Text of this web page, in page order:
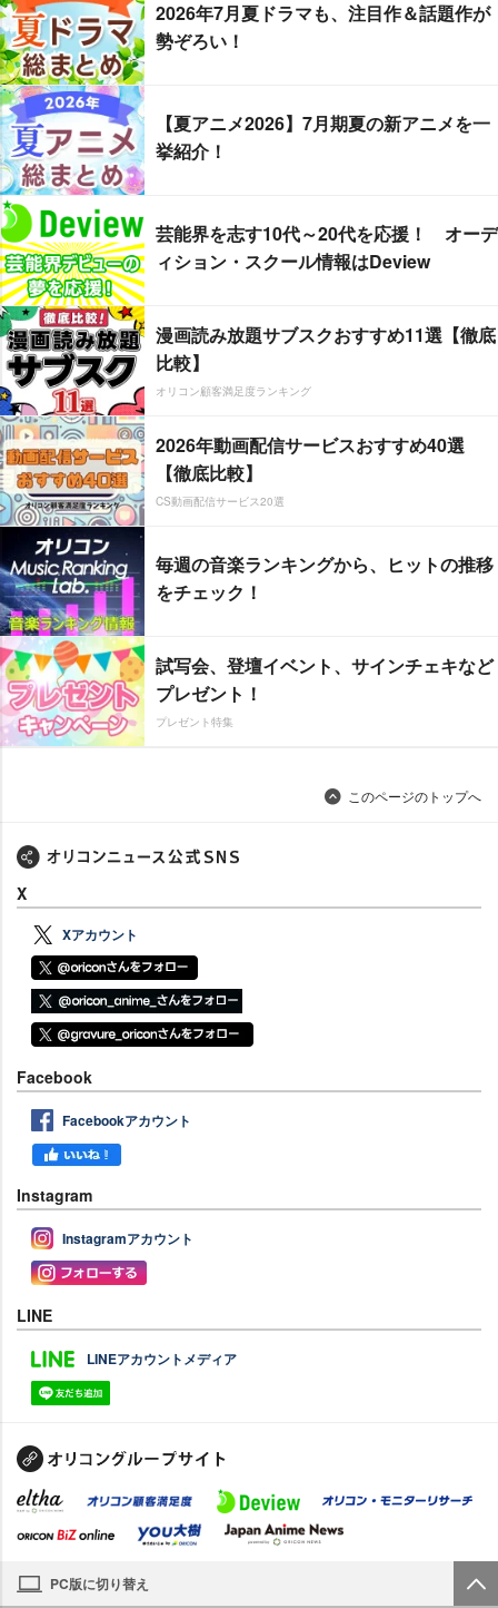
2026年7月夏ドラマも、注目作＆話題作が
勢ぞろい！
【夏アニメ2026】7月期夏の新アニメを一
挙紹介！
芸能界を志す10代～20代を応援！ オーデ
ィション・スクール情報はDeview
漫画読み放題サブスクおすすめ11選【徹底
比較】
オリコン顧客満足度ランキング
2026年動画配信サービスおすすめ40選
【徹底比較】
CS動画配信サービス20選
毎週の音楽ランキングから、ヒットの推移
をチェック！
試写会、登壇イベント、サインチェキなど
プレゼント！
プレゼント特集
このページのトップへ
X
Xアカウント
Facebook
Facebookアカウント
Instagram
Instagramアカウント
LINE
LINEアカウントメディア
PC版に切り替え